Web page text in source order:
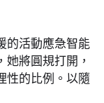
的活動應急智能
將圓規打開，
性的比例。以隨